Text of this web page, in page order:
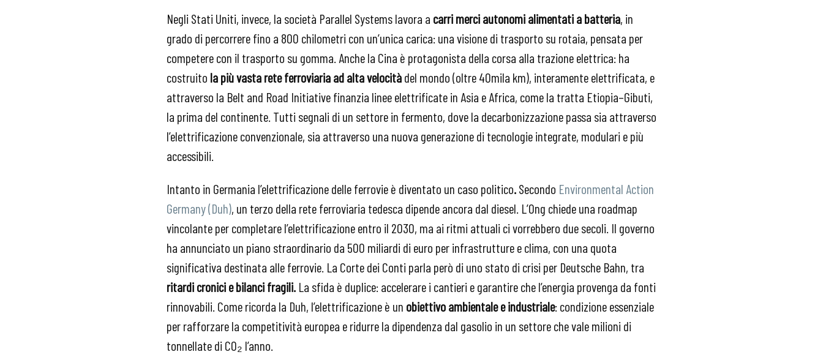
Negli Stati Uniti, invece, la società Parallel Systems lavora a carri merci autonomi alimentati a batteria, in
grado di percorrere fino a 800 chilometri con un’unica carica: una visione di trasporto su rotaia, pensata per
competere con il trasporto su gomma. Anche la Cina è protagonista della corsa alla trazione elettrica: ha
costruito lapiù vasta rete ferroviaria ad alta velocitàdel mondo (oltre 40mila km), interamente elettrificata, e
attraverso la Belt and Road Initiative finanzia linee elettrificate in Asia e Africa, come la tratta Etiopia–Gibuti,
la prima del continente. Tutti segnali di un settore in fermento, dove la decarbonizzazione passa sia attraverso
l’elettrificazione convenzionale, sia attraverso una nuova generazione di tecnologie integrate, modulari e più
accessibili.
Intanto in Germania l’elettrificazione delle ferrovie è diventato un caso politico.Secondo Environmental Action
Germany (Duh), un terzo della rete ferroviaria tedesca dipende ancora dal diesel. L’Ong chiede una roadmap
vincolante per completare l’elettrificazione entro il 2030, ma ai ritmi attuali ci vorrebbero due secoli. Il governo
ha annunciato un piano straordinario da 500 miliardi di euro per infrastrutture e clima, con una quota
significativa destinata alle ferrovie. La Corte dei Conti parla però di uno stato di crisi per Deutsche Bahn, tra
ritardi cronici e bilanci fragili. La sfida è duplice: accelerare i cantieri e garantire che l’energia provenga da fonti
rinnovabili. Come ricorda la Duh, l’elettrificazione è un obiettivo ambientale e industriale: condizione essenziale
per rafforzare la competitività europea e ridurre la dipendenza dal gasolio in un settore che vale milioni di
tonnellate di CO₂ l’anno.